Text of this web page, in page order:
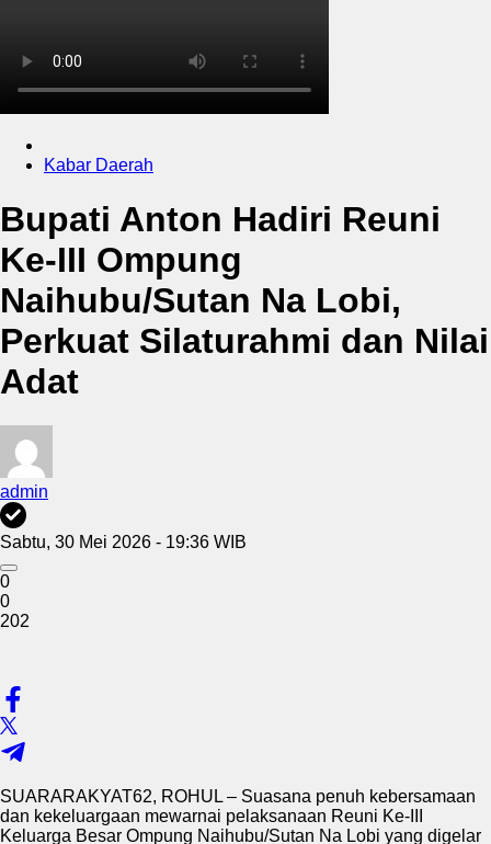
Kabar Daerah
Bupati Anton Hadiri Reuni
Ke-III Ompung
Naihubu/Sutan Na Lobi,
Perkuat Silaturahmi dan Nilai
Adat
admin
Sabtu, 30 Mei 2026 - 19:36 WIB
0
0
202
SUARARAKYAT62, ROHUL – Suasana penuh kebersamaan
dan kekeluargaan mewarnai pelaksanaan Reuni Ke-III
Keluarga Besar Ompung Naihubu/Sutan Na Lobi yang digelar